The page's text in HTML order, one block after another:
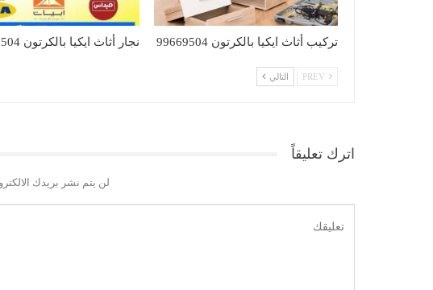
تركيب أثاث ايكيا بالكرتون 99669504 نجار أثاث ايكيا بالكرتون 99669504
التالي
اترك تعليقاً
لن يتم نشر بريدك